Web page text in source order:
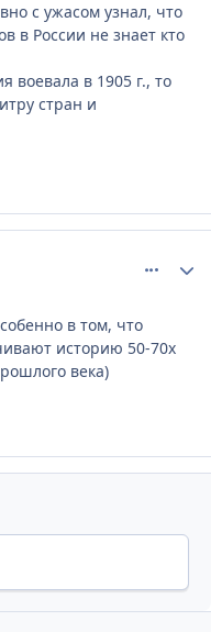
с ужасом узнал, что
в России не знает кто
воевала в 1905 г., то
стран и
в том, что
историю 50-70х
века)